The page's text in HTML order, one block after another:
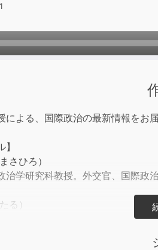
1
による、国際政治の最新情報をお
さひろ）
治学研究科教授。外交官、国際政
る）
会長。出版業界の振興を目的に、